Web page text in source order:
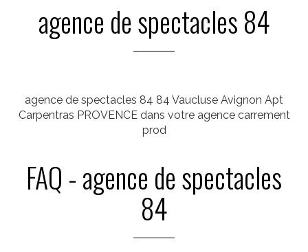
agence de spectacles 84
agence de spectacles 84 84 Vaucluse Avignon Apt
Carpentras PROVENCE dans votre agence carrement
prod
FAQ - agence de spectacles
84